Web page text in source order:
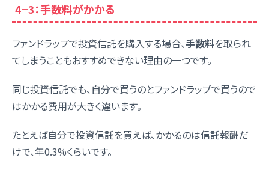
4−3：手数料がかかる
ファンドラップで投資信託を購入する場合、手数料を取られ
てしまうこともおすすめできない理由の一つです。
同じ投資信託でも、自分で買うのとファンドラップで買うので
はかかる費用が大きく違います。
たとえば自分で投資信託を買えば、かかるのは信託報酬だ
けで、年0.3%くらいです。